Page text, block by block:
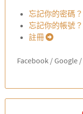
忘記你的密碼？
忘記你的帳號？
註冊
Facebook / Google